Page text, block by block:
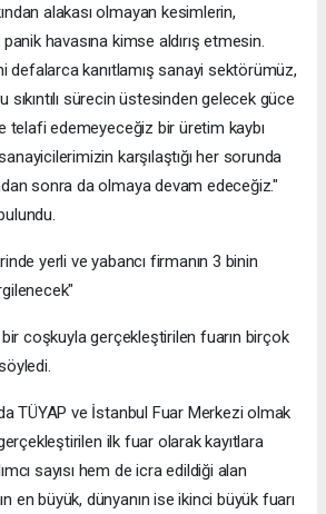
alakası olmayan kesimlerin,
havasına kimse aldırış etmesin.
defalarca kanıtlamış sanayi sektörümüz,
sürecin üstesinden gelecek güce
telafi edemeyeceğiz bir üretim kaybı
karşılaştığı her sorunda
sonra da olmaya devam edeceğiz."
yerli ve yabancı firmanın 3 binin
bir coşkuyla gerçekleştirilen fuarın birçok
TÜYAP ve İstanbul Fuar Merkezi olmak
ilk fuar olarak kayıtlara
sayısı hem de icra edildiği alan
en büyük, dünyanın ise ikinci büyük fuarı